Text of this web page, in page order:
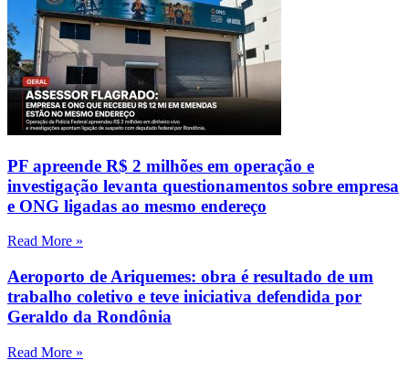
PF apreende R$ 2 milhões em operação e
investigação levanta questionamentos sobre empresa
e ONG ligadas ao mesmo endereço
Read More »
Aeroporto de Ariquemes: obra é resultado de um
trabalho coletivo e teve iniciativa defendida por
Geraldo da Rondônia
Read More »